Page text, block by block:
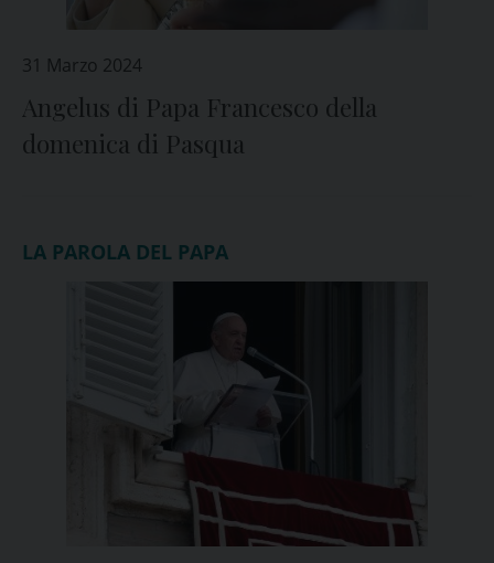
31 Marzo 2024
Angelus di Papa Francesco della
domenica di Pasqua
LA PAROLA DEL PAPA